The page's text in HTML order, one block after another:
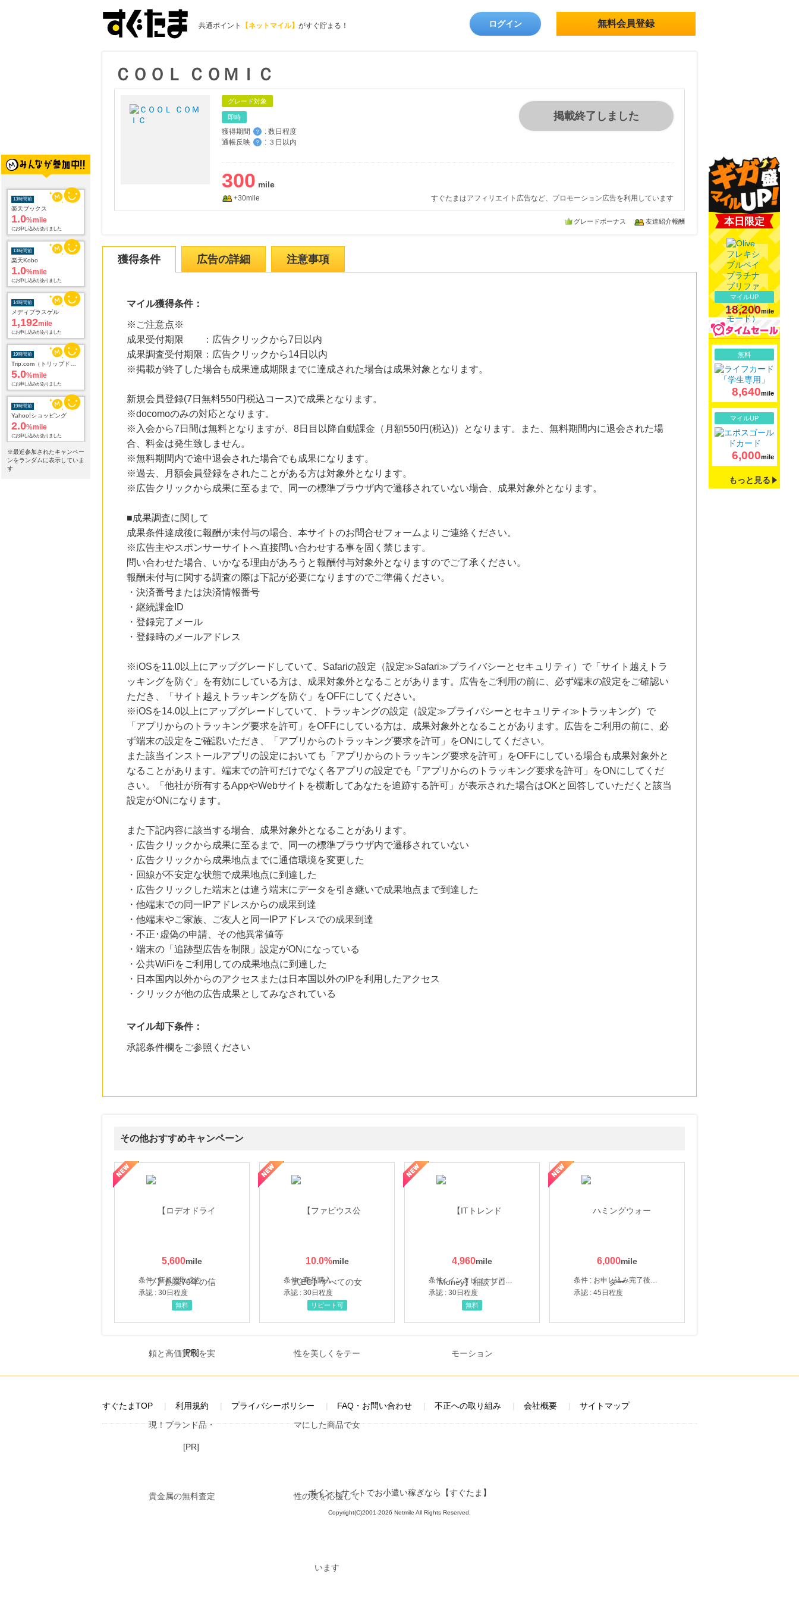
共通ポイント 【ネットマイル】 がすぐ貯まる！ ログイン 無料会員登録
13時間前
1.0%mile
にお申し込みがありました
13時間前
楽天Kobo
1.0%mile
にお申し込みがありました
14時間前
メディプラスゲル
1,192 mile
にお申し込みがありました
19時間前
Trip.com（トリップドットコム）ホテル
5.0%mile
にお申し込みがありました
19時間前
Yahoo!ショッピング
2.0%mile
にお申し込みがありました
19時間前
国内最大級の総合電子書籍ストア ブックライブ
3.0%mile
にお申し込みがありました
※最近参加されたキャンペー
ンをランダムに表示していま
す
ＣＯＯＬ ＣＯＭＩＣ
グレード対象
即時
獲得期間 ？ : 数日程度
通帳反映
？ : ３日以内
掲載終了しました
300
+30mile すぐたまはアフィリエイト広告など、プロモーション広告を利用しています
グレードボーナス 友達紹介報酬
獲得条件 広告の詳細 注意事項
マイル獲得条件：
※ご注意点※
成果受付期限 ：広告クリックから7日以内
成果調査受付期限：広告クリックから14日以内
※掲載が終了した場合も成果達成期限までに達成された場合は成果対象となります。
新規会員登録(7日無料550円税込コース)で成果となります。
※docomoのみの対応となります。
※入会から7日間は無料となりますが、8日目以降自動課金（月額550円(税込)）となります。また、無料期間内に退会された場
合、料金は発生致しません。
※無料期間内で途中退会された場合でも成果になります。
※過去、月額会員登録をされたことがある方は対象外となります。
※広告クリックから成果に至るまで、同一の標準ブラウザ内で遷移されていない場合、成果対象外となります。
■成果調査に関して
成果条件達成後に報酬が未付与の場合、本サイトのお問合せフォームよりご連絡ください。
※広告主やスポンサーサイトへ直接問い合わせする事を固く禁じます。
問い合わせた場合、いかなる理由があろうと報酬付与対象外となりますのでご了承ください。
報酬未付与に関する調査の際は下記が必要になりますのでご準備ください。
・決済番号または決済情報番号
・継続課金ID
・登録完了メール
・登録時のメールアドレス
※iOSを11.0以上にアップグレードしていて、Safariの設定（設定≫Safari≫プライバシーとセキュリティ）で「サイト越えトラ
ッキングを防ぐ」を有効にしている方は、成果対象外となることがあります。広告をご利用の前に、必ず端末の設定をご確認い
ただき、「サイト越えトラッキングを防ぐ」をOFFにしてください。
※iOSを14.0以上にアップグレードしていて、トラッキングの設定（設定≫プライバシーとセキュリティ≫トラッキング）で
「アプリからのトラッキング要求を許可」をOFFにしている方は、成果対象外となることがあります。広告をご利用の前に、必
ず端末の設定をご確認いただき、「アプリからのトラッキング要求を許可」をONにしてください。
また該当インストールアプリの設定においても「アプリからのトラッキング要求を許可」をOFFにしている場合も成果対象外と
なることがあります。端末での許可だけでなく各アプリの設定でも「アプリからのトラッキング要求を許可」をONにしてくだ
さい。「他社が所有するAppやWebサイトを横断してあなたを追跡する許可」が表示された場合はOKと回答していただくと該当
設定がONになります。
また下記内容に該当する場合、成果対象外となることがあります。
・広告クリックから成果に至るまで、同一の標準ブラウザ内で遷移されていない
・広告クリックから成果地点までに通信環境を変更した
・回線が不安定な状態で成果地点に到達した
・広告クリックした端末とは違う端末にデータを引き継いで成果地点まで到達した
・他端末での同一IPアドレスからの成果到達
・他端末やご家族、ご友人と同一IPアドレスでの成果到達
・不正･虚偽の申請、その他異常値等
・端末の「追跡型広告を制限」設定がONになっている
・公共WiFiをご利用しての成果地点に到達した
・日本国内以外からのアクセスまたは日本国以外のIPを利用したアクセス
・クリックが他の広告成果としてみなされている
マイル却下条件：
承認条件欄をご参照ください
その他おすすめキャンペーン
5,600
条件 : 新規買取成約
承認 : 30日程度
無料
10.0%
条件 : 商品購入
承認 : 30日程度
くをテーマにした商品で女性の美を応援しています
リピート可
4,960
条件 : インタビューヒアリング完了
承認 : 30日程度
【ITトレンドMoney】相談プロモーション
無料
6,000
条件 : お申し込み完了後、決済登録完了と1ヶ月以内のサーバー初回設置。
承認 : 45日程度
ハミングウォーター【販売代理店】
本日限定
マイルUP
18,200mile
無料
8,640mile
マイルUP
6,000mile
もっと見る
[PR]
すぐたまTOP 利用規約 プライバシーポリシー FAQ・お問い合わせ 不正への取り組み 会社概要 サイトマップ
[PR]
ポイントサイトでお小遣い稼ぎなら【すぐたま】
Copyright(C)2001-2026 Netmile All Rights Reserved.